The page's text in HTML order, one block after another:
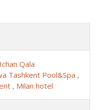
Ichan Qala
Tashkent Pool&Spa ,
, Milan hotel